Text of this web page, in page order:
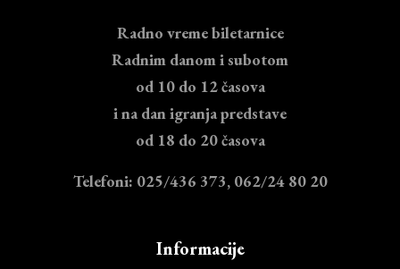
Radno vreme biletarnice
Radnim danom i subotom
od 10 do 12 časova
i na dan igranja predstave
od 18 do 20 časova
Telefoni: 025/436 373, 062/24 80 20
Informacije